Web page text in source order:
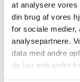
at analysere vores
din brug af vores
for sociale medier,
analysepartnere.
data med andre
de har indsamlet
Vi
Læs